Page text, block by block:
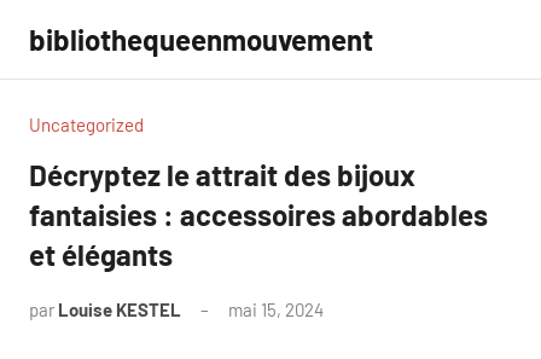
contenu
bibliothequeenmouvement
Uncategorized
Décryptez le attrait des bijoux
fantaisies : accessoires abordables
et élégants
par Louise KESTEL mai 15, 2024